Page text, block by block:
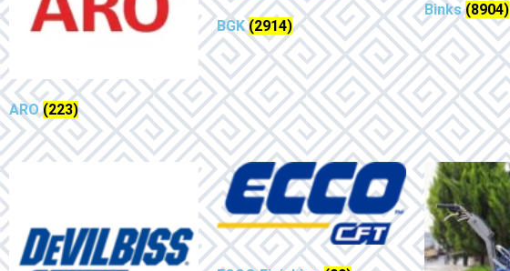
ARO(223)
BGK(2914)
Binks(8904)